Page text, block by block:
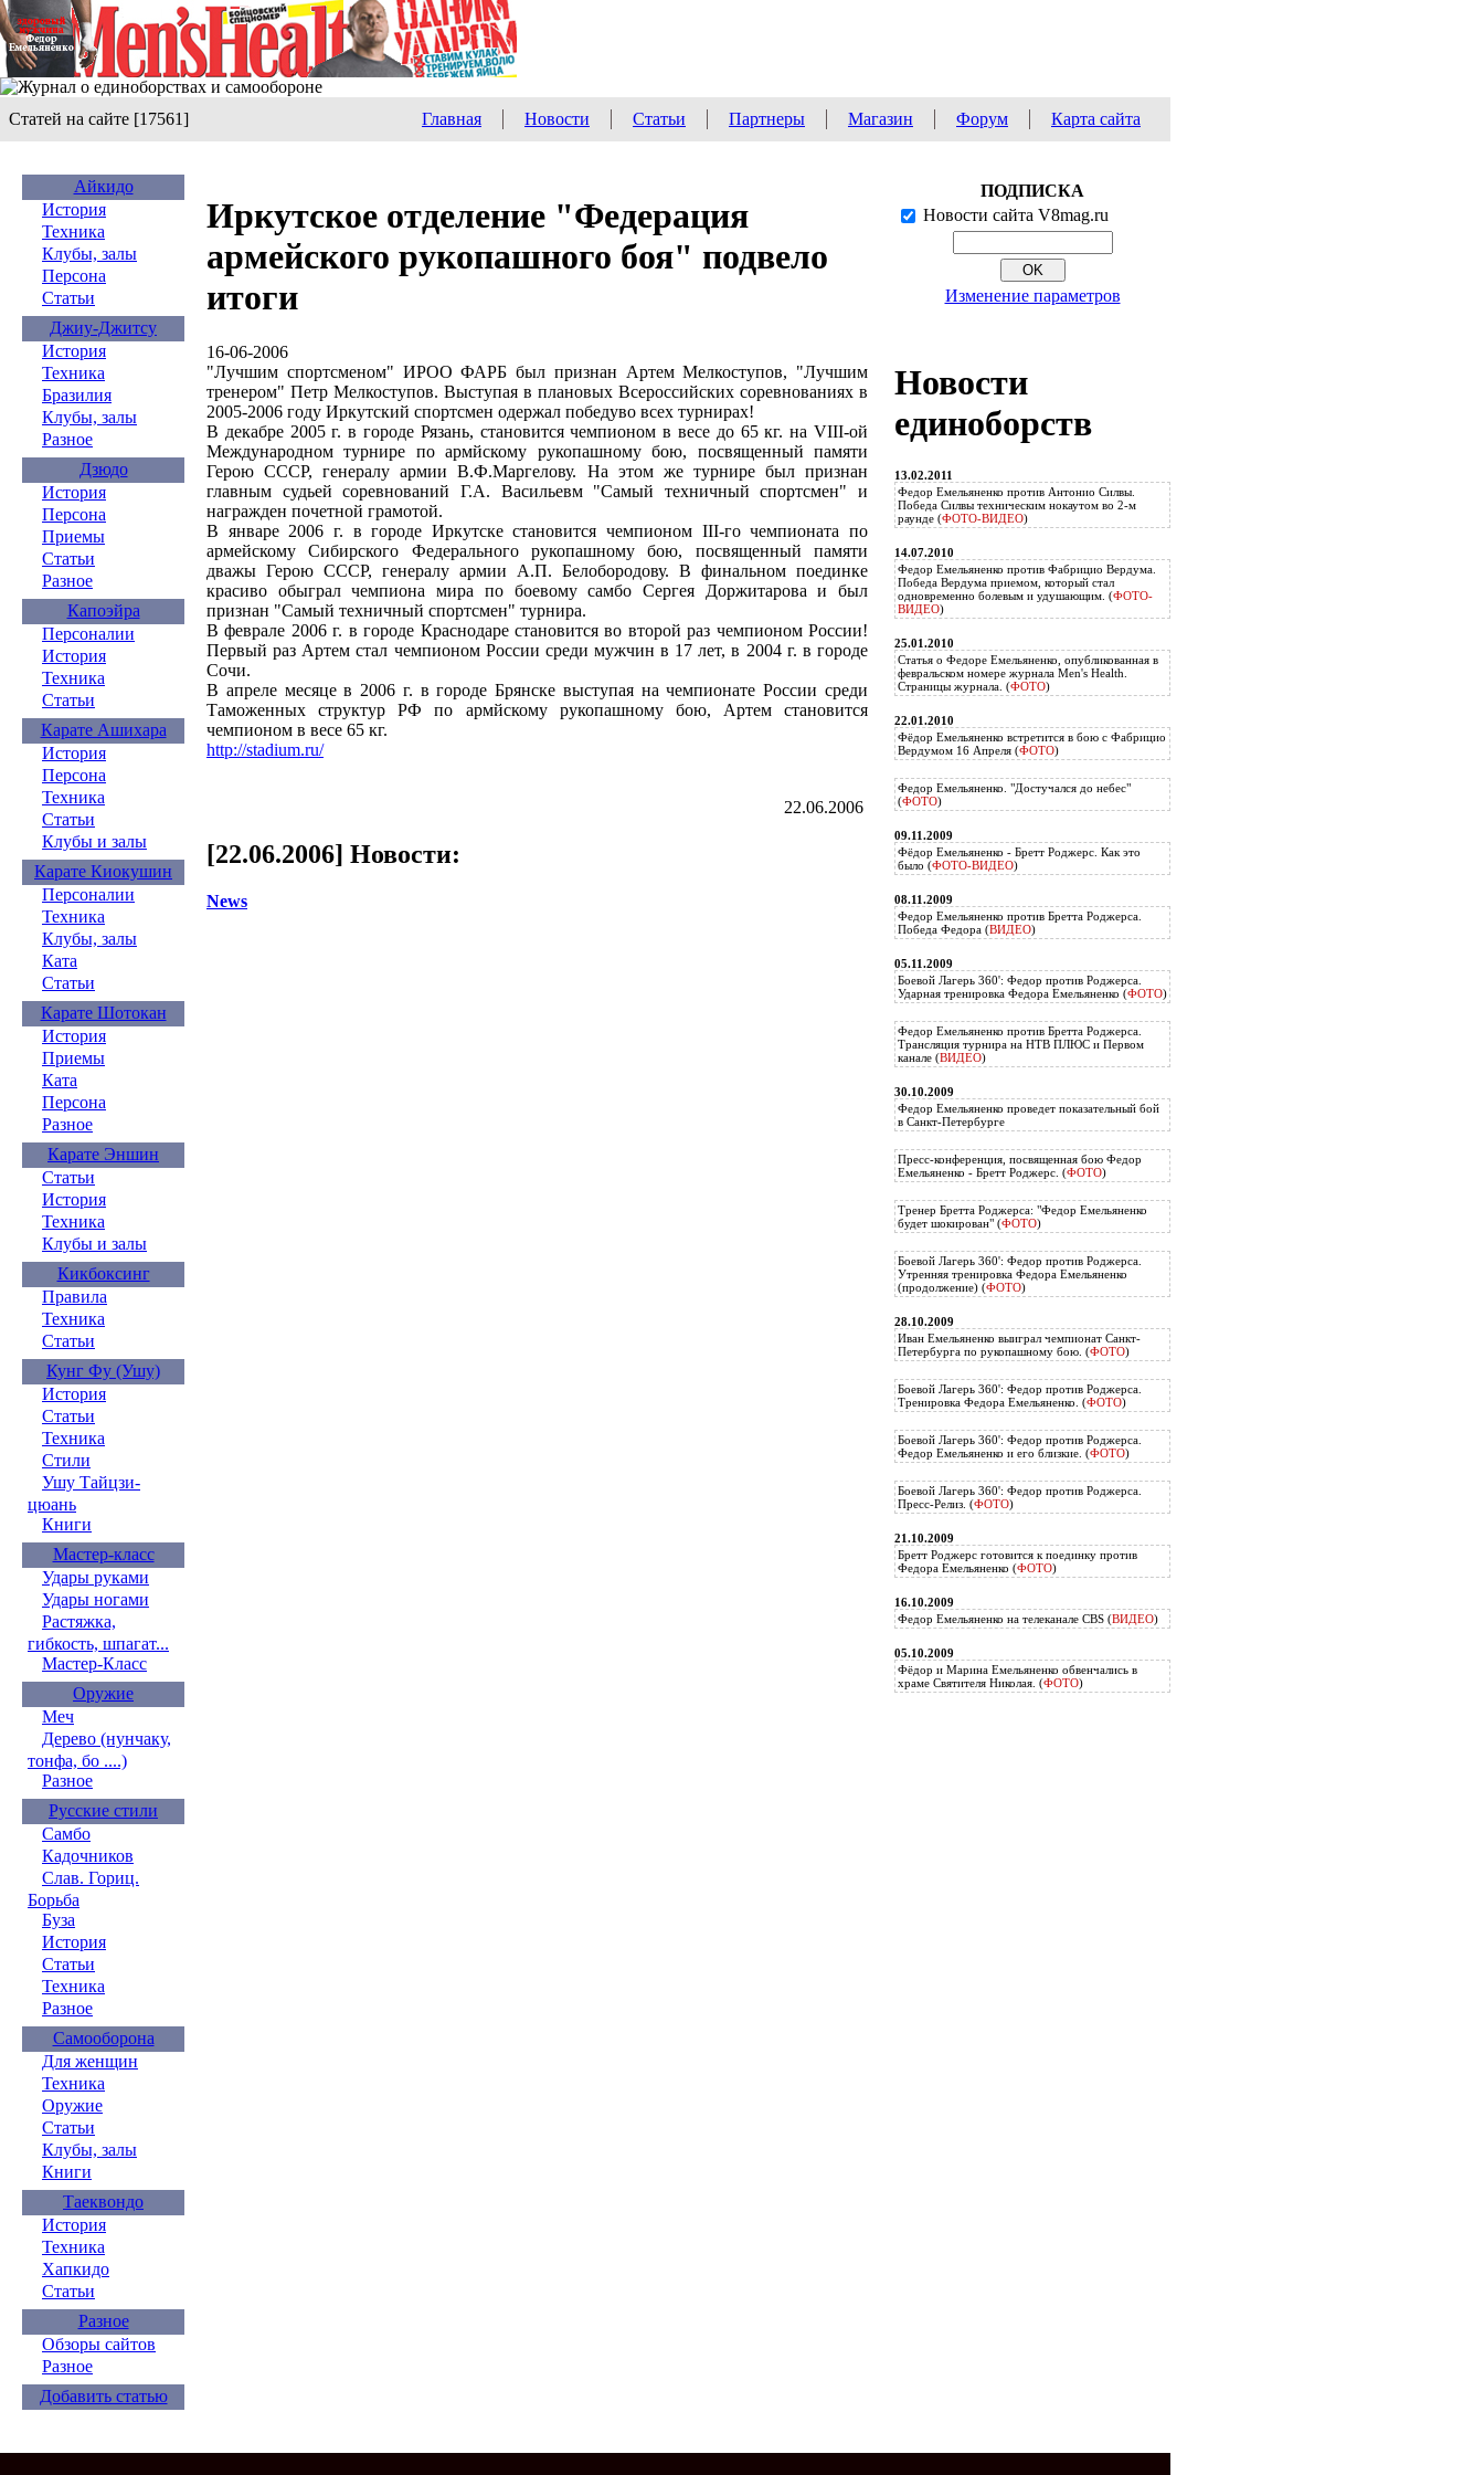
Статей на сайте [17561] Главная Новости Статьи Партнеры Магазин Форум Карта сайта
Айкидо
История
Техника
Клубы, залы
Персона
Статьи
Джиу-Джитсу
История
Техника
Бразилия
Клубы, залы
Разное
Дзюдо
История
Персона
Приемы
Статьи
Разное
Капоэйра
Персоналии
История
Техника
Статьи
Карате Ашихара
История
Персона
Техника
Статьи
Клубы и залы
Карате Киокушин
Персоналии
Техника
Клубы, залы
Ката
Статьи
Карате Шотокан
История
Приемы
Ката
Персона
Разное
Карате Эншин
Статьи
История
Техника
Клубы и залы
Кикбоксинг
Правила
Техника
Статьи
Кунг Фу (Ушу)
История
Статьи
Техника
Стили
Ушу Тайцзи-
цюань
Книги
Мастер-класс
Удары руками
Удары ногами
Растяжка,
гибкость, шпагат...
Мастер-Класс
Оружие
Меч
Дерево (нунчаку,
тонфа, бо ....)
Разное
Русские стили
Самбо
Кадочников
Слав. Гориц.
Борьба
Буза
История
Статьи
Техника
Разное
Самооборона
Для женщин
Техника
Оружие
Статьи
Клубы, залы
Книги
Таеквондо
История
Техника
Хапкидо
Статьи
Разное
Обзоры сайтов
Разное
Добавить статью
Иркутское отделение "Федерация
армейского рукопашного боя" подвело
итоги
16-06-2006
"Лучшим спортсменом" ИРОО ФАРБ был признан Артем Мелкоступов, "Лучшим
тренером" Петр Мелкоступов. Выступая в плановых Всероссийских соревнованиях в
2005-2006 году Иркутский спортсмен одержал победуво всех турнирах!
В декабре 2005 г. в городе Рязань, становится чемпионом в весе до 65 кг. на VIII-ой
Международном турнире по армйскому рукопашному бою, посвященный памяти
Герою СССР, генералу армии В.Ф.Маргелову. На этом же турнире был признан
главным судьей соревнований Г.А. Васильевм "Самый техничный спортсмен" и
награжден почетной грамотой.
В январе 2006 г. в городе Иркутске становится чемпионом III-го чемпионата по
армейскому Сибирского Федерального рукопашному бою, посвященный памяти
дважы Герою СССР, генералу армии А.П. Белобородову. В финальном поединке
красиво обыграл чемпиона мира по боевому самбо Сергея Доржитарова и был
признан "Самый техничный спортсмен" турнира.
В феврале 2006 г. в городе Краснодаре становится во второй раз чемпионом России!
Первый раз Артем стал чемпионом России среди мужчин в 17 лет, в 2004 г. в городе
Сочи.
В апреле месяце в 2006 г. в городе Брянске выступая на чемпионате России среди
Таможенных структур РФ по армйскому рукопашному бою, Артем становится
чемпионом в весе 65 кг.
http://stadium.ru/
22.06.2006
[22.06.2006] Новости:
News
ПОДПИСКА
Новости сайта V8mag.ru
Изменение параметров
Новости
единоборств
13.02.2011
Федор Емельяненко против Антонио Силвы.
Победа Силвы техническим нокаутом во 2-м
раунде (ФОТО-ВИДЕО)
14.07.2010
Федор Емельяненко против Фабрицио Вердума.
Победа Вердума приемом, который стал
одновременно болевым и удушающим. (ФОТО-
ВИДЕО)
25.01.2010
Статья о Федоре Емельяненко, опубликованная в
февральском номере журнала Men's Health.
Страницы журнала. (ФОТО)
22.01.2010
Фёдор Емельяненко встретится в бою с Фабрицио
Вердумом 16 Апреля (ФОТО)
Федор Емельяненко. "Достучался до небес"
(ФОТО)
09.11.2009
Фёдор Емельяненко - Бретт Роджерс. Как это
было (ФОТО-ВИДЕО)
08.11.2009
Федор Емельяненко против Бретта Роджерса.
Победа Федора (ВИДЕО)
05.11.2009
Боевой Лагерь 360': Федор против Роджерса.
Ударная тренировка Федора Емельяненко (ФОТО)
Федор Емельяненко против Бретта Роджерса.
Трансляция турнира на НТВ ПЛЮС и Первом
канале (ВИДЕО)
30.10.2009
Федор Емельяненко проведет показательный бой
в Санкт-Петербурге
Пресс-конференция, посвященная бою Федор
Емельяненко - Бретт Роджерс. (ФОТО)
Тренер Бретта Роджерса: "Федор Емельяненко
будет шокирован" (ФОТО)
Боевой Лагерь 360': Федор против Роджерса.
Утренняя тренировка Федора Емельяненко
(продолжение) (ФОТО)
28.10.2009
Иван Емельяненко выиграл чемпионат Санкт-
Петербурга по рукопашному бою. (ФОТО)
Боевой Лагерь 360': Федор против Роджерса.
Тренировка Федора Емельяненко. (ФОТО)
Боевой Лагерь 360': Федор против Роджерса.
Федор Емельяненко и его близкие. (ФОТО)
Боевой Лагерь 360': Федор против Роджерса.
Пресс-Релиз. (ФОТО)
21.10.2009
Бретт Роджерс готовится к поединку против
Федора Емельяненко (ФОТО)
16.10.2009
Федор Емельяненко на телеканале CBS (ВИДЕО)
05.10.2009
Фёдор и Марина Емельяненко обвенчались в
храме Святителя Николая. (ФОТО)